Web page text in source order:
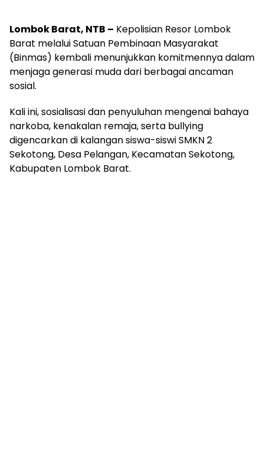
Lombok Barat, NTB – Kepolisian Resor Lombok
Barat melalui Satuan Pembinaan Masyarakat
(Binmas) kembali menunjukkan komitmennya dalam
menjaga generasi muda dari berbagai ancaman
sosial.
Kali ini, sosialisasi dan penyuluhan mengenai bahaya
narkoba, kenakalan remaja, serta bullying
digencarkan di kalangan siswa-siswi SMKN 2
Sekotong, Desa Pelangan, Kecamatan Sekotong,
Kabupaten Lombok Barat.